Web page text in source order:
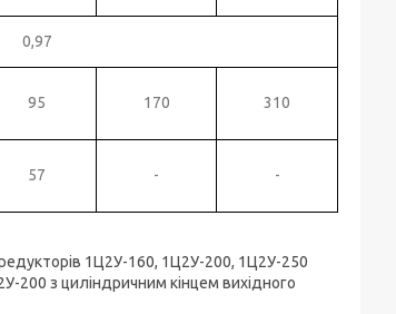
0,97
95 170 310
57 - -
1Ц2У-160, 1Ц2У-200, 1Ц2У-250
200 з циліндричним кінцем вихідного